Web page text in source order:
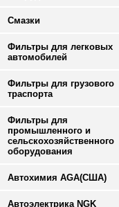
Смазки
Фильтры для легковых
автомобилей
Фильтры для грузового
траспорта
Фильтры для
промышленного и
сельскохозяйственного
оборудования
Автохимия AGA(США)
Автоэлектрика NGK